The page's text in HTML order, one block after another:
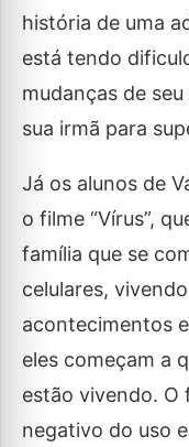
história de uma
está tendo
mudanças de
sua irmã para
Já os alunos de
o filme “Vírus”,
família que se
celulares,
acontecimentos
eles começam a
estão vivendo. O
negativo do uso